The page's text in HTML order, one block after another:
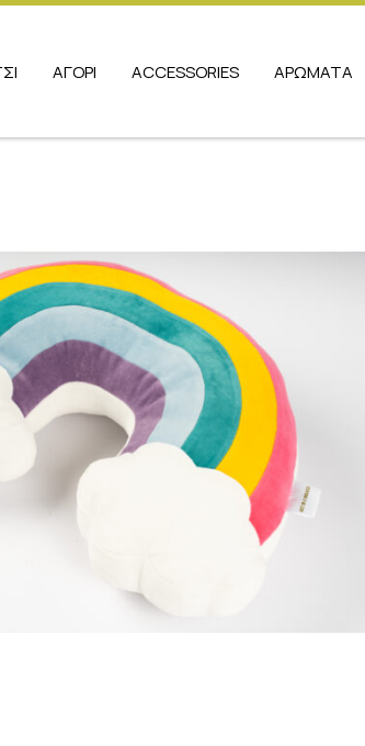
ΑΓΟΡΙ ACCESSORIES ΑΡΩΜΑΤΑ